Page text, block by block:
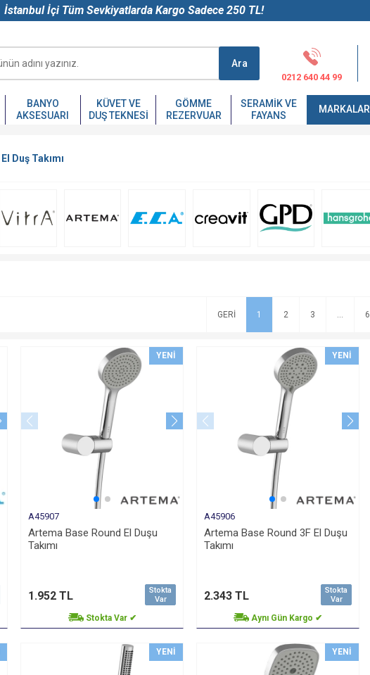
İstanbul İçi Tüm Sevkiyatlarda Kargo Sadece 250 TL!
Ara
0212 640 44 99
BANYO
AKSESUARI
KÜVET VE
DUŞ TEKNESI
GÖMME
REZERVUAR
SERAMIK VE
FAYANS
MARKALAR
El Duş Takımı
1 2 3 6
YENI
A45907
Artema Base Round El Duşu
Takımı
Stokta
Var
1.952 TL
Stokta Var ✔
YENI
A45906
Artema Base Round 3F El Duşu
Takımı
Stokta
Var
2.343 TL
Aynı Gün Kargo ✔
YENI YENI